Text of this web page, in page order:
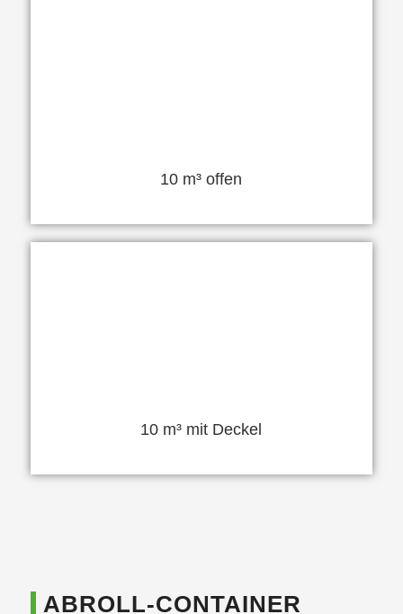
10 m³ offen
10 m³ mit Deckel
ABROLL-CONTAINER